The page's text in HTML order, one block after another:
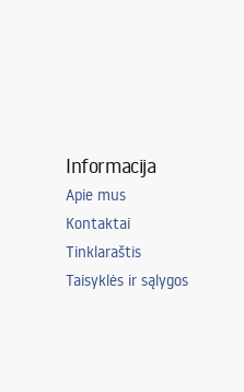
Informacija
Apie mus
Kontaktai
Tinklaraštis
Taisyklės ir sąlygos